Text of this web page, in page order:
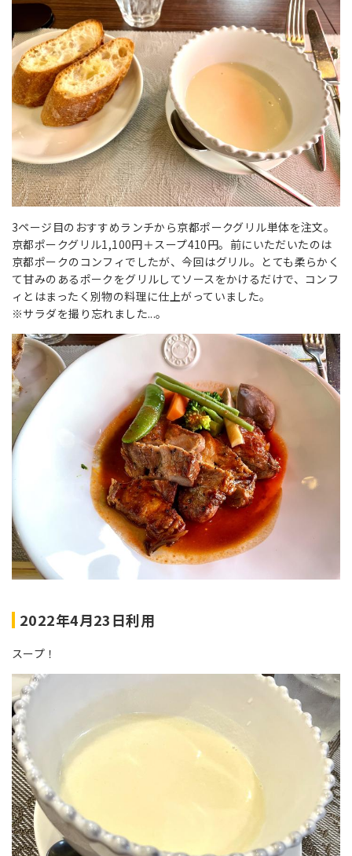
3ページ目のおすすめランチから京都ポークグリル単体を注文。
京都ポークグリル1,100円＋スープ410円。前にいただいたのは
京都ポークのコンフィでしたが、今回はグリル。とても柔らかく
て甘みのあるポークをグリルしてソースをかけるだけで、コンフ
ィとはまったく別物の料理に仕上がっていました。
※サラダを撮り忘れました...。
2022年4月23日利用
スープ！